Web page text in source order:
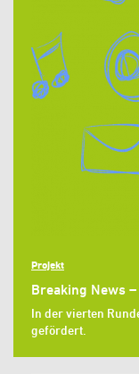
Projekt
Breaking News
In der vierten
gefördert.